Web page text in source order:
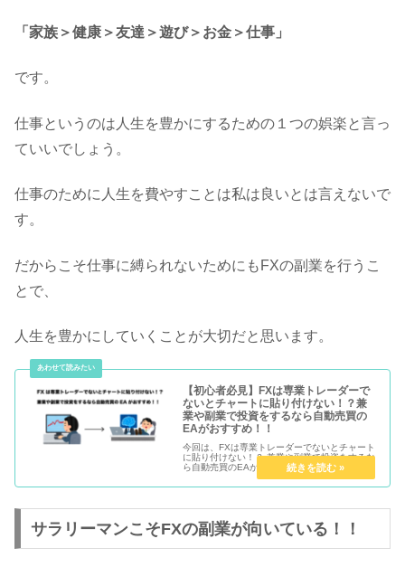
「家族＞健康＞友達＞遊び＞お金＞仕事」
です。
仕事というのは人生を豊かにするための１つの娯楽と言っ
ていいでしょう。
仕事のために人生を費やすことは私は良いとは言えないで
す。
だからこそ仕事に縛られないためにもFXの副業を行うこ
とで、
人生を豊かにしていくことが大切だと思います。
【初心者必見】FXは専業トレーダーで
ないとチャートに貼り付けない！？兼
業や副業で投資をするなら自動売買の
EAがおすすめ！！
今回は、FXは専業トレーダーでないとチャート
に貼り付けない！？ 兼業や副業で投資をするな
ら自動売買のEAがおすすめについてです。
サラリーマンこそFXの副業が向いている！！